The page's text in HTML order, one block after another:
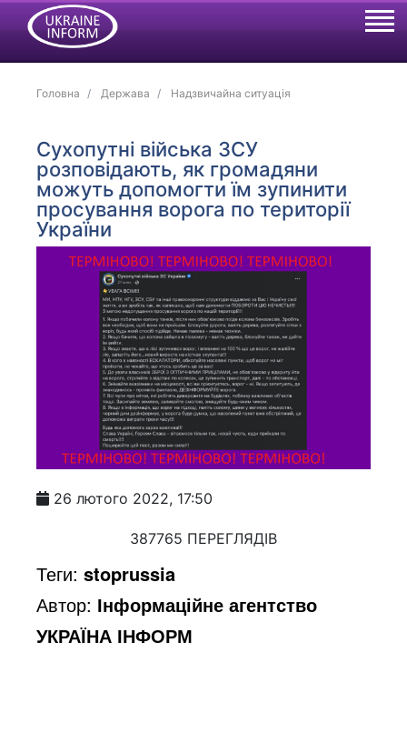
Головна Держава Надзвичайна ситуація
Сухопутні війська ЗСУ
розповідають, як громадяни
можуть допомогти їм зупинити
просування ворога по території
України
26 лютого 2022, 17:50
387765 ПЕРЕГЛЯДІВ
Теги:stoprussia
Автор: Інформаційне агентство
УКРАЇНА ІНФОРМ